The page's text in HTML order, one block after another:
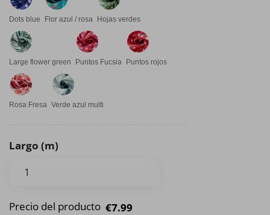
Dots blue Flor azul / rosa Hojas verdes
Large flower green Puntos Fucsia Puntos rojos
Rosa Fresa Verde azul multi
Largo (m)
Precio del producto €7.99